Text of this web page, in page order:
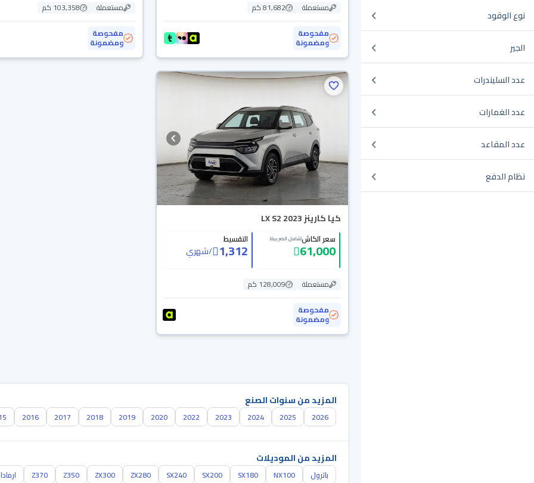
نوع الوقود
الجير
عدد السليندرات
عدد الغمارات
عدد المقاعد
نظام الدفع
مستعملة
81,682 كم
مفحوصة
ومضمونة
مستعملة
103,358 كم
مفحوصة
ومضمونة
كيا كارينز LX S2 2023
سعر الكاش(شامل الضريبة)
61,000
التقسيط
1,312
/شهري
مستعملة
128,009 كم
مفحوصة
ومضمونة
المزيد من سنوات الصنع
2026
2025
2024
2023
2022
2020
2019
2018
2017
2016
المزيد من الموديلات
باترول NX100
SX180
SX200
SX240
ZX280
ZX300
Z350
Z370 ارمادا